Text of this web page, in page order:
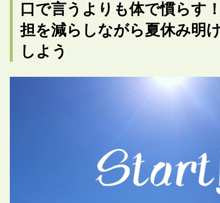
口で言うよりも体で慣らす
担を減らしながら夏休み明
しよう